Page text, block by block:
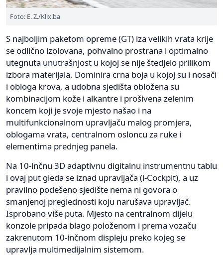
Foto: E. Z./Klix.ba
S najboljim paketom opreme (GT) iza velikih vrata krije
se odlično izolovana, pohvalno prostrana i optimalno
utegnuta unutrašnjost u kojoj se nije štedjelo prilikom
izbora materijala. Dominira crna boja u kojoj su i nosači
i obloga krova, a udobna sjedišta obložena su
kombinacijom kože i alkantre i prošivena zelenim
koncem koji je svoje mjesto našao i na
multifunkcionalnom upravljaču malog promjera,
oblogama vrata, centralnom osloncu za ruke i
elementima prednjeg panela.
Na 10-inčnu 3D adaptivnu digitalnu instrumentnu tablu
i ovaj put gleda se iznad upravljača (i-Cockpit), a uz
pravilno podešeno sjedište nema ni govora o
smanjenoj preglednosti koju narušava upravljač.
Isprobano više puta. Mjesto na centralnom dijelu
konzole pripada blago položenom i prema vozaču
zakrenutom 10-inčnom displeju preko kojeg se
upravlja multimedijalnim sistemom.